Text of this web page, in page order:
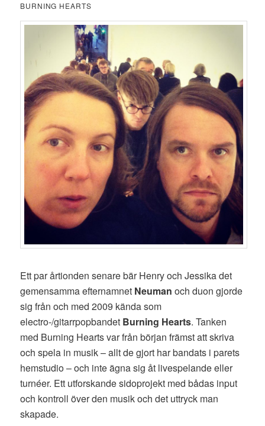
BURNING HEARTS
Ett par årtionden senare bär Henry och Jessika det
gemensamma efternamnet Neuman och duon gjorde
sig från och med 2009 kända som
electro-/gitarrpopbandet Burning Hearts. Tanken
med Burning Hearts var från början främst att skriva
och spela in musik – allt de gjort har bandats i parets
hemstudio – och inte ägna sig åt livespelande eller
turnéer. Ett utforskande sidoprojekt med bådas input
och kontroll över den musik och det uttryck man
skapade.